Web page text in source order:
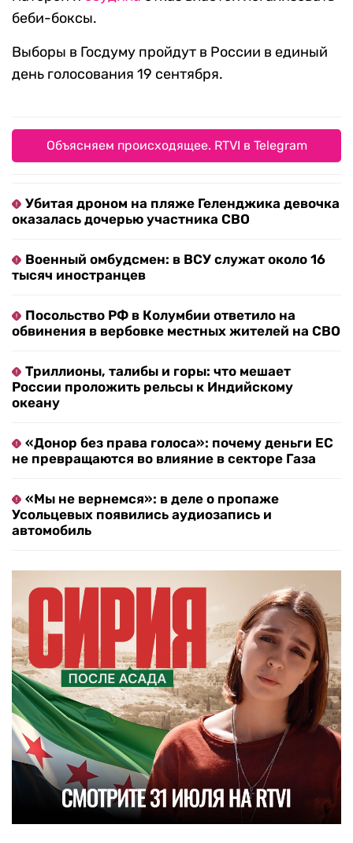
беби-боксы.
Выборы в Госдуму пройдут в России в единый
день голосования 19 сентября.
Объясняем происходящее. RTVI в Telegram
Убитая дроном на пляже Геленджика девочка
оказалась дочерью участника СВО
Военный омбудсмен: в ВСУ служат около 16
тысяч иностранцев
Посольство РФ в Колумбии ответило на
обвинения в вербовке местных жителей на СВО
Триллионы, талибы и горы: что мешает
России проложить рельсы к Индийскому
океану
«Донор без права голоса»: почему деньги ЕС
не превращаются во влияние в секторе Газа
«Мы не вернемся»: в деле о пропаже
Усольцевых появились аудиозапись и
автомобиль